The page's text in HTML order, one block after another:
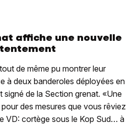
affiche une nouvelle
de même pu montrer leur
à deux banderoles déployées en
de la Section grenat. «Une
des mesures que vous rêviez
VD: cortège sous le Kop Sud… à